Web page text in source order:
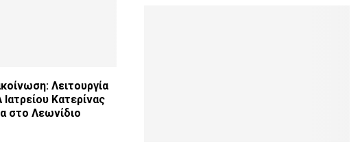
Λειτουργία
Κατερίνας
στο Λεωνίδιο